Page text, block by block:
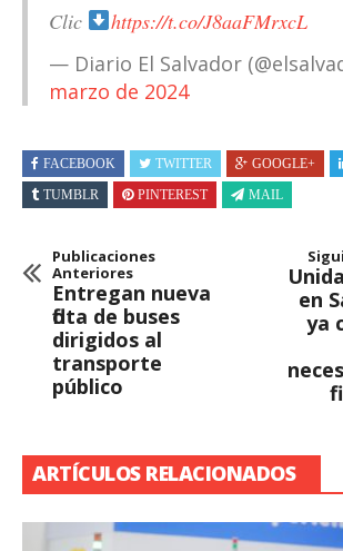
Clic
https://t.co/J8aaFMrxcL
— Diario El Salvador
marzo de 2024
FACEBOOK TWITTER GOOGLE+
TUMBLR
PINTEREST MAIL
Publicaciones
Anteriores
Entregan nueva
flota de buses
dirigidos al
transporte
público
en
ya
ARTÍCULOS RELACIONADOS